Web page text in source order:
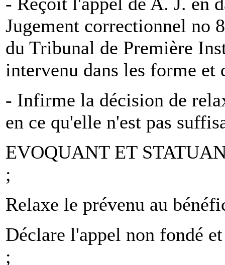
Jugement correctionnel no
du Tribunal de Première
intervenu dans les forme
- Infirme la décision de
en ce qu'elle n'est pas
EVOQUANT ET
;
Relaxe le prévenu au
Déclare l'appel non fondé
;